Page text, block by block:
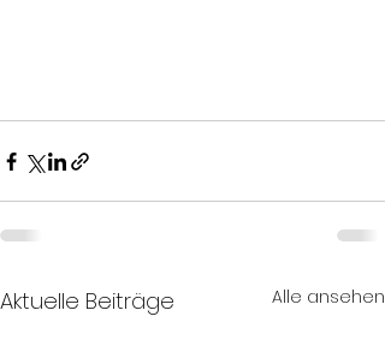
Aktuelle Beiträge Alle ansehen